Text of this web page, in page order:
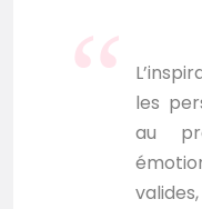
les
au